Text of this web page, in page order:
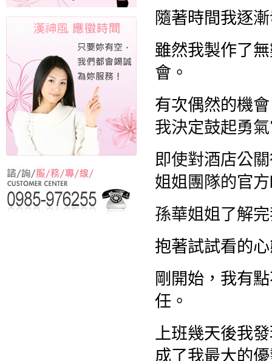
隨著時間我逐
雖然我製作了
會。
有次偶然的機
我決定鼓起勇
即使對酒店公
姐姐團隊的官
孫華姐姐了解
抱著試試看的
剛開始，我有
任。
上班幾天後我
成了我最大的